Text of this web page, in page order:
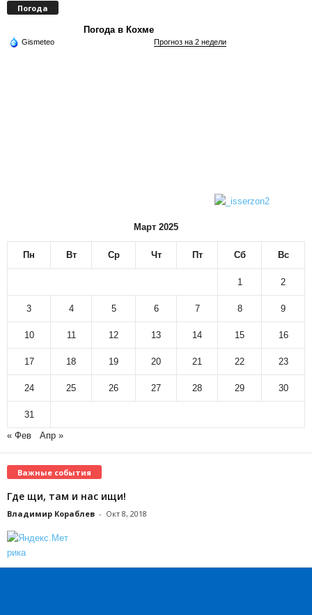
Погода
Погода в Кохме
Gismeteo Прогноз на 2 недели
Март 2025
Пн Вт Ср Чт Пт Сб Вс
1 2
3 4 5 6 7 8 9
10 11 12 13 14 15 16
17 18 19 20 21 22 23
24 25 26 27 28 29 30
31
« Фев
Апр »
Важные события
Где щи, там и нас ищи!
Владимир Кораблев - Окт 8, 2018